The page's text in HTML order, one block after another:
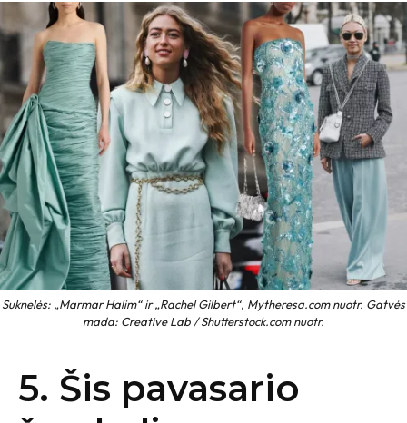
Suknelės: „Marmar Halim“ ir „Rachel Gilbert“, Mytheresa.com nuotr. Gatvės
mada: Creative Lab / Shutterstock.com nuotr.
5. Šis pavasario